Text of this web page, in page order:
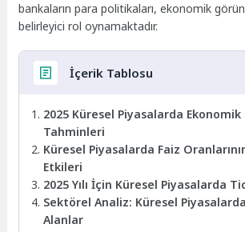
bankaların para politikaları, ekonomik
belirleyici rol oynamaktadır.
İçerik Tablosu
2025 Küresel Piyasalarda Ekonomik
Tahminleri
Küresel Piyasalarda Faiz
Etkileri
2025 Yılı İçin Küresel Piyasalarda
Sektörel Analiz: Küresel
Alanlar